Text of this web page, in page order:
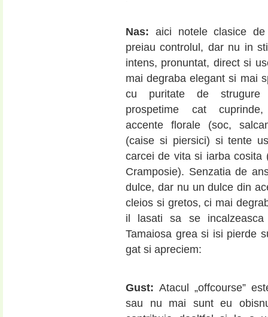
Nas: aici notele clasice de
preiau controlul, dar nu in
intens, pronuntat, direct si
mai degraba elegant si mai
cu puritate de strugure
prospetime cat
accente florale (soc,
(caise si piersici) si tente
carcei de vita si iarba cosita
Cramposie). Senzatia de
dulce, dar nu un dulce din
cleios si gretos, ci mai
il lasati sa se
Tamaiosa grea si isi pierde
gat si apreciem:
Gust:Atacul „offcourse”
sau nu mai sunt eu